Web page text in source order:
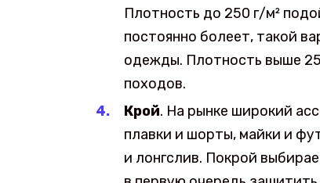
Плотность до 250 г/м²
постоянно болеет, такой
одежды. Плотность выше
походов.
Крой. На рынке широкий
плавки и шорты, майки и
и лонгслив. Покрой